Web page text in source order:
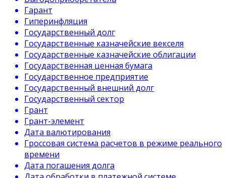
Гарант
Гиперинфляция
Государственный долг
Государственные казначейские векселя
Государственные казначейские облигации
Государственная ценная бумага
Государственное предприятие
Государственный внешний долг
Государственный сектор
Грант
Грант-элемент
Дата валютирования
Гроссовая система расчетов в режиме реального
времени
Дата погашения долга